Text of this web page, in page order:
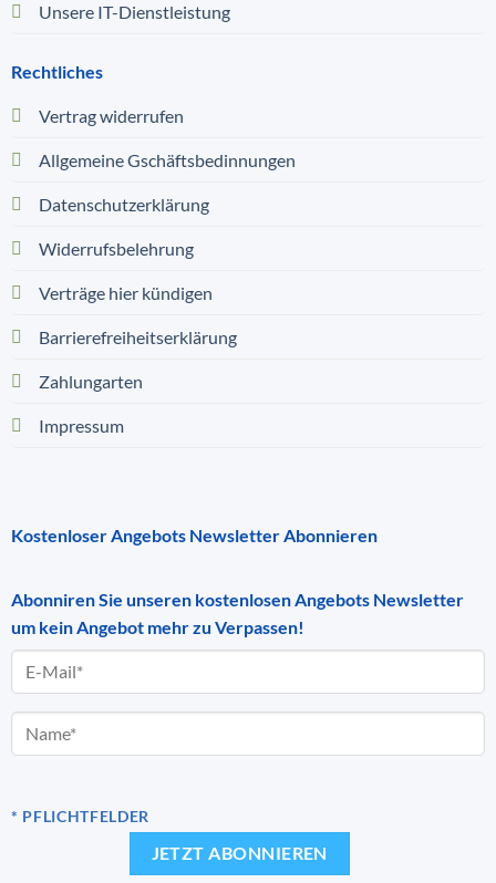
Unsere IT-Dienstleistung
Rechtliches
Vertrag widerrufen
Allgemeine Gschäftsbedinnungen
Datenschutzerklärung
Widerrufsbelehrung
Verträge hier kündigen
Barrierefreiheitserklärung
Zahlungarten
Impressum
Kostenloser Angebots Newsletter Abonnieren
Abonniren Sie unseren kostenlosen Angebots Newsletter
um kein Angebot mehr zu Verpassen!
* PFLICHTFELDER